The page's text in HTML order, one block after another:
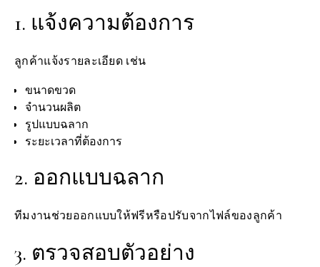
1. แจ้งความต้องการ
ลูกค้าแจ้งรายละเอียด เช่น
ขนาดขวด
จำนวนผลิต
รูปแบบฉลาก
ระยะเวลาที่ต้องการ
2. ออกแบบฉลาก
ทีมงานช่วยออกแบบให้ฟรีหรือปรับจากไฟล์ของลูกค้า
3. ตรวจสอบตัวอย่าง